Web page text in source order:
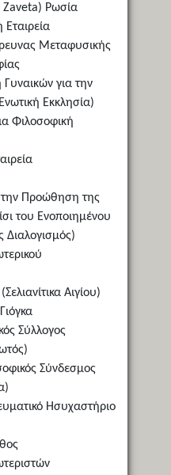
Zaveta) Ρωσία
Εταιρεία
Μεταφυσικής
για την
Εκκλησία)
Φιλοσοφική
την Προώθηση της
του Ενοποιημένου
Διαλογισμός)
Αιγίου)
Σύλλογος
Σύνδεσμος
Ησυχαστήριο